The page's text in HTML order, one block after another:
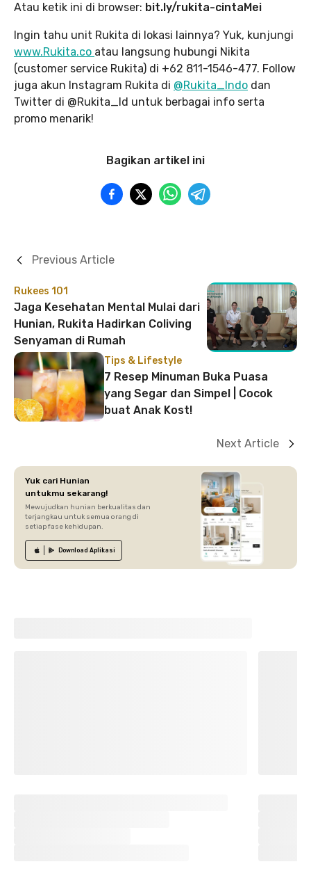
Atau ketik ini di browser: bit.ly/rukita-cintaMei
Ingin tahu unit Rukita di lokasi lainnya? Yuk, kunjungi
www.Rukita.co atau langsung hubungi Nikita
(customer service Rukita) di +62 811-1546-477. Follow
juga akun Instagram Rukita di @Rukita_Indo dan
Twitter di @Rukita_Id untuk berbagai info serta
promo menarik!
Bagikan artikel ini
Rukees 101
Jaga Kesehatan Mental Mulai dari
Hunian, Rukita Hadirkan Coliving
Senyaman di Rumah
Previous Article
Tips & Lifestyle
7 Resep Minuman Buka Puasa
yang Segar dan Simpel | Cocok
buat Anak Kost!
Next Article
Yuk cari Hunian
untukmu sekarang!
Mewujudkan hunian berkualitas dan
terjangkau untuk semua orang di
setiap fase kehidupan.
Download Aplikasi